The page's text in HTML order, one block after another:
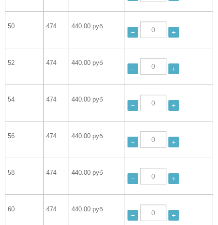
50 474 440.00 руб
− +
52 474 440.00 руб
− +
54 474 440.00 руб
− +
56 474 440.00 руб
− +
58 474 440.00 руб
− +
60 474 440.00 руб
− +